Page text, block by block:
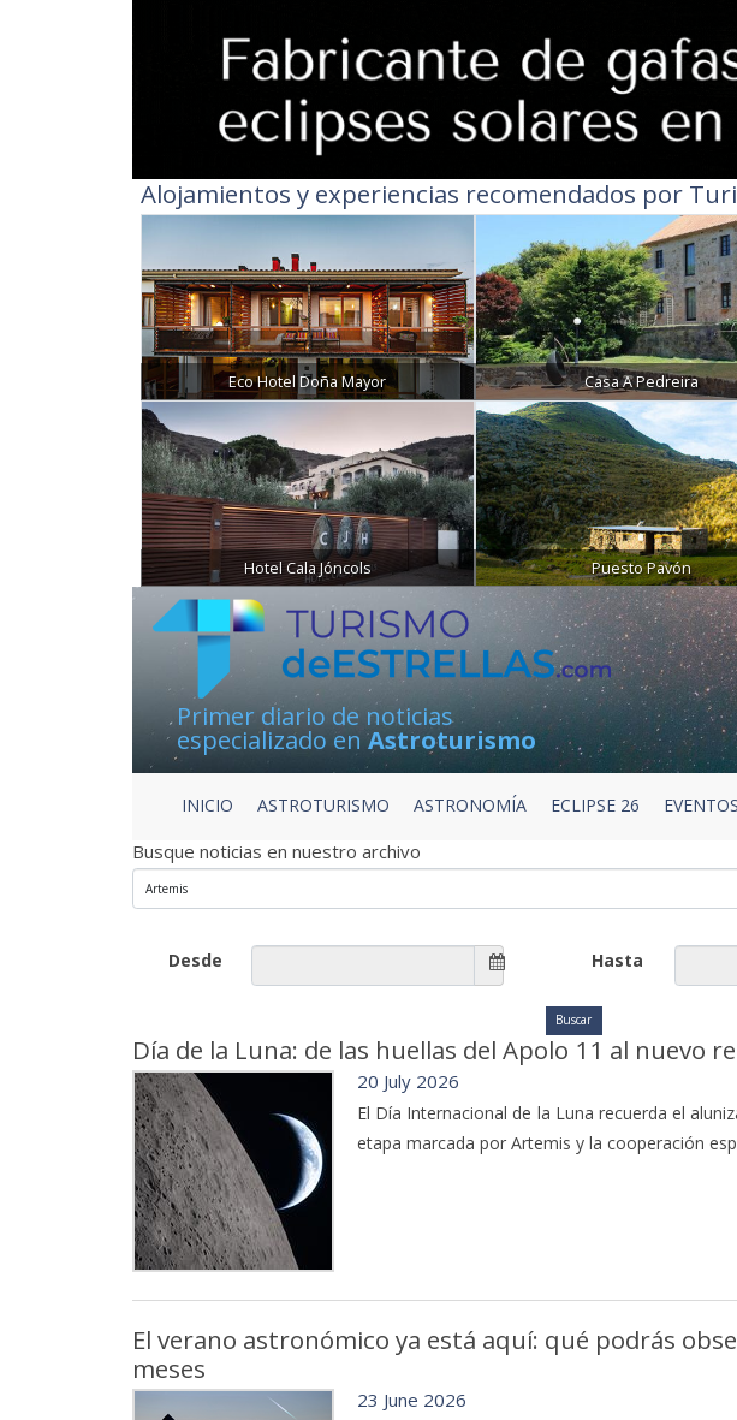
Alojamientos y experiencias recomendados por
Eco Hotel Doña Mayor Casa A Pedreira
Hotel Cala Jóncols Puesto Pavón
Primer diario de noticias
especializado enAstroturismo
INICIO ASTROTURISMO ASTRONOMÍA ECLIPSE 26 EVENTOS
Busque noticias en nuestro archivo
Desde Hasta
Día de la Luna: de las huellas del Apolo 11 al nuevo
20 July 2026
El Día Internacional de la Luna recuerda el
etapa marcada por Artemis y la cooperación
El verano astronómico ya está aquí: qué podrás
meses
23 June 2026